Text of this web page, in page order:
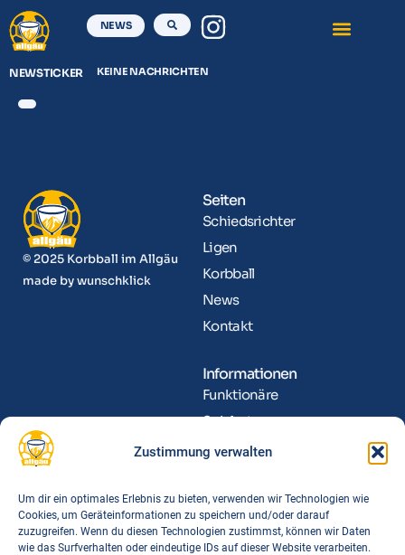
Zustimmung verwalten
Um dir ein optimales Erlebnis zu bieten, verwenden wir Technologien wie
Cookies, um Geräteinformationen zu speichern und/oder darauf
zuzugreifen. Wenn du diesen Technologien zustimmst, können wir Daten
wie das Surfverhalten oder eindeutige IDs auf dieser Website verarbeiten.
NEWS
NEWSTICKER KEINE NACHRICHTEN
© 2025 Korbball im Allgäu
made bywunschklick
Seiten
Schiedsrichter
Ligen
Korbball
News
Kontakt
Informationen
Funktionäre
Spielorte
Downloads
Links
BTSV